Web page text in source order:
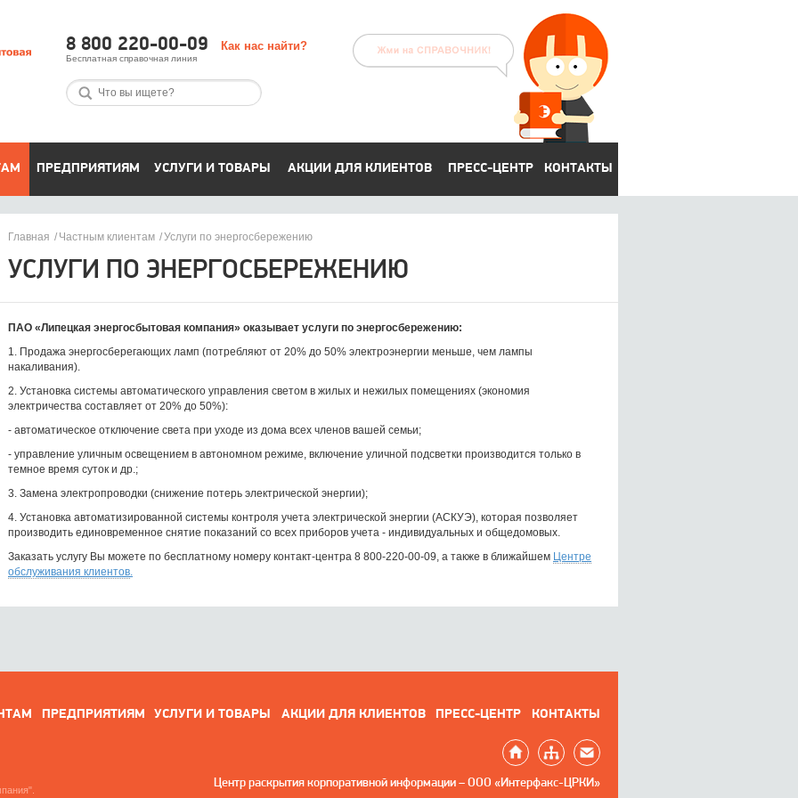
8 800 220-00-09 Как нас найти?
Бесплатная справочная линия
ПРЕДПРИЯТИЯМ УСЛУГИ И ТОВАРЫ АКЦИИ ДЛЯ КЛИЕНТОВ ПРЕСС-ЦЕНТР КОНТАКТЫ
Главная Частным клиентам Услуги по энергосбережению
УСЛУГИ ПО ЭНЕРГОСБЕРЕЖЕНИЮ
ПАО «Липецкая энергосбытовая компания» оказывает услуги по энергосбережению:
1. Продажа энергосберегающих ламп (потребляют от 20% до 50% электроэнергии меньше, чем лампы
накаливания).
2. Установка системы автоматического управления светом в жилых и нежилых помещениях (экономия
электричества составляет от 20% до 50%):
- автоматическое отключение света при уходе из дома всех членов вашей семьи;
- управление уличным освещением в автономном режиме, включение уличной подсветки производится только в
темное время суток и др.;
3. Замена электропроводки (снижение потерь электрической энергии);
4. Установка автоматизированной системы контроля учета электрической энергии (АСКУЭ), которая позволяет
производить единовременное снятие показаний со всех приборов учета - индивидуальных и общедомовых.
Заказать услугу Вы можете по бесплатному номеру контакт-центра 8 800-220-00-09, а также в ближайшем Центре
обслуживания клиентов.
ПРЕДПРИЯТИЯМ УСЛУГИ И ТОВАРЫ АКЦИИ ДЛЯ КЛИЕНТОВ ПРЕСС-ЦЕНТР КОНТАКТЫ
Центр раскрытия корпоративной информации – ООО «Интерфакс-ЦРКИ»